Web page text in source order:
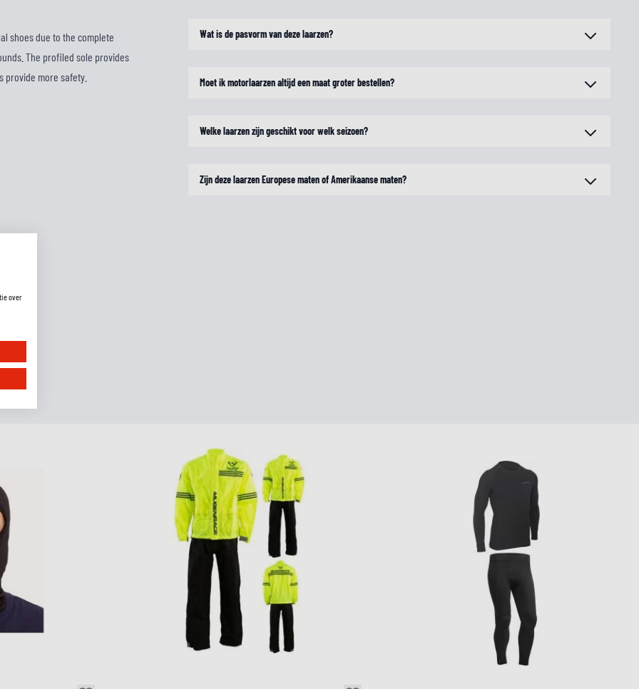
shoes due to the complete
The profiled sole provides
more safety.
Wat is de pasvorm van deze laarzen?
Moet ik motorlaarzen altijd een maat groter bestellen?
Welke laarzen zijn geschikt voor welk seizoen?
Zijn deze laarzen Europese maten of Amerikaanse maten?
over